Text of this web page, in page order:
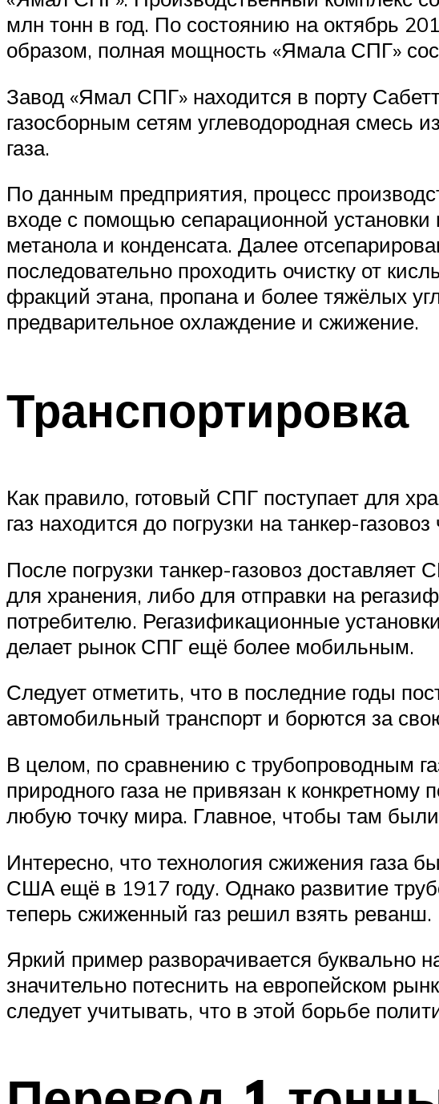
млн тонн в год. По состоянию на октябрь
образом, полная мощность «Ямала СПГ»
Завод «Ямал СПГ» находится в порту
газосборным сетям углеводородная смесь
газа.
По данным предприятия, процесс
входе с помощью сепарационной установки
метанола и конденсата. Далее
последовательно проходить очистку от
фракций этана, пропана и более тяжёлых
предварительное охлаждение и сжижение.
Транспортировка
Как правило, готовый СПГ поступает для
газ находится до погрузки на танкер-
После погрузки танкер-газовоз
для хранения, либо для отправки на
потребителю. Регазификационные
делает рынок СПГ ещё более мобильным.
Следует отметить, что в последние годы
автомобильный транспорт и борются за
В целом, по сравнению с трубопроводным
природного газа не привязан к
любую точку мира. Главное, чтобы там
Интересно, что технология сжижения газа
США ещё в 1917 году. Однако развитие
теперь сжиженный газ решил взять реванш.
Яркий пример разворачивается буквально
значительно потеснить на европейском
следует учитывать, что в этой борьбе